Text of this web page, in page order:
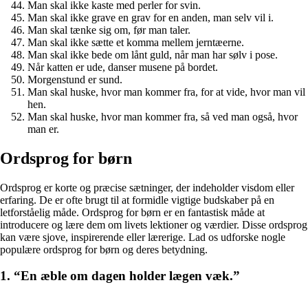
Man skal ikke kaste med perler for svin.
Man skal ikke grave en grav for en anden, man selv vil i.
Man skal tænke sig om, før man taler.
Man skal ikke sætte et komma mellem jerntæerne.
Man skal ikke bede om lånt guld, når man har sølv i pose.
Når katten er ude, danser musene på bordet.
Morgenstund er sund.
Man skal huske, hvor man kommer fra, for at vide, hvor man vil
hen.
Man skal huske, hvor man kommer fra, så ved man også, hvor
man er.
Ordsprog for børn
Ordsprog er korte og præcise sætninger, der indeholder visdom eller
erfaring. De er ofte brugt til at formidle vigtige budskaber på en
letforståelig måde. Ordsprog for børn er en fantastisk måde at
introducere og lære dem om livets lektioner og værdier. Disse ordsprog
kan være sjove, inspirerende eller lærerige. Lad os udforske nogle
populære ordsprog for børn og deres betydning.
1. “En æble om dagen holder lægen væk.”